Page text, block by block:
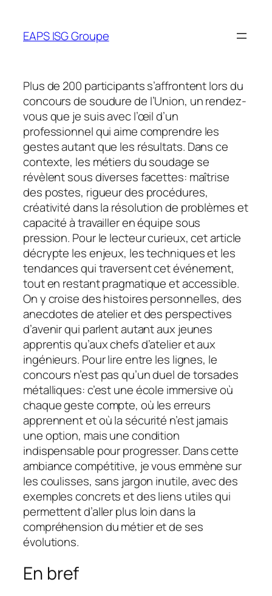
contenu
EAPS ISG Groupe
Plus de 200 participants s’affrontent lors du
concours de soudure de l’Union, un rendez-
vous que je suis avec l’œil d’un
professionnel qui aime comprendre les
gestes autant que les résultats. Dans ce
contexte, les métiers du soudage se
révèlent sous diverses facettes: maîtrise
des postes, rigueur des procédures,
créativité dans la résolution de problèmes et
capacité à travailler en équipe sous
pression. Pour le lecteur curieux, cet article
décrypte les enjeux, les techniques et les
tendances qui traversent cet événement,
tout en restant pragmatique et accessible.
On y croise des histoires personnelles, des
anecdotes de atelier et des perspectives
d’avenir qui parlent autant aux jeunes
apprentis qu’aux chefs d’atelier et aux
ingénieurs. Pour lire entre les lignes, le
concours n’est pas qu’un duel de torsades
métalliques: c’est une école immersive où
chaque geste compte, où les erreurs
apprennent et où la sécurité n’est jamais
une option, mais une condition
indispensable pour progresser. Dans cette
ambiance compétitive, je vous emmène sur
les coulisses, sans jargon inutile, avec des
exemples concrets et des liens utiles qui
permettent d’aller plus loin dans la
compréhension du métier et de ses
évolutions.
En bref